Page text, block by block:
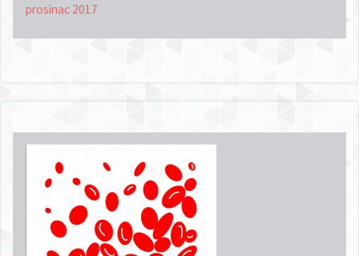
prosinac 2017